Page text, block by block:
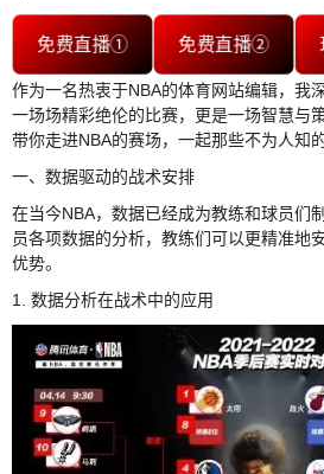
免费直播① 免费直播②
作为一名热衷于NBA的体育网站编辑，我
一场场精彩绝伦的比赛，更是一场智慧与
带你走进NBA的赛场，一起那些不为人知
一、数据驱动的战术安排
在当今NBA，数据已经成为教练和球员们
员各项数据的分析，教练们可以更精准地
优势。
1. 数据分析在战术中的应用